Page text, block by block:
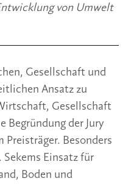
von Umwelt
Gesellschaft und
Ansatz zu
Gesellschaft
Begründung der Jury
Preisträger. Besonders
Sekems Einsatz für
Boden und